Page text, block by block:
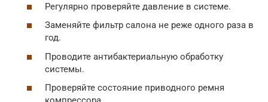
Регулярно проверяйте давление в системе.
Заменяйте фильтр салона не реже одного раза в
год.
Проводите антибактериальную обработку
системы.
Проверяйте состояние приводного ремня